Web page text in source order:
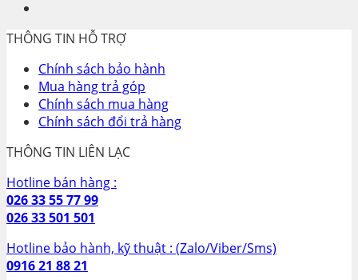
THÔNG TIN HỖ TRỢ
Chính sách bảo hành
Mua hàng trả góp
Chính sách mua hàng
Chính sách đổi trả hàng
THÔNG TIN LIÊN LẠC
Hotline bán hàng :
026 33 55 77 99
026 33 501 501
Hotline bảo hành, kỹ thuật : (Zalo/Viber/Sms)
0916 21 88 21